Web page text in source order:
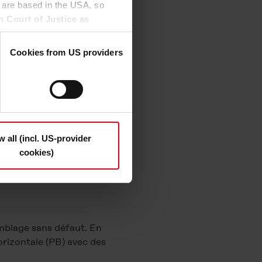
based in the USA, so
Court of Justice as
access by US authorities
option to decide which
Cookies from US providers
all (incl. US-provider
cookies)
la section porteuse
à pleine pénétration
ci est décrite avec
transversale
sans défaut. En
(PB) avec des